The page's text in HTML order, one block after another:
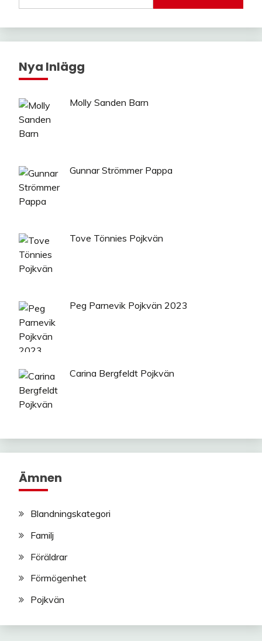
Nya Inlägg
Molly Sanden Barn
Gunnar Strömmer Pappa
Tove Tönnies Pojkvän
Peg Parnevik Pojkvän 2023
Carina Bergfeldt Pojkvän
Ämnen
Blandningskategori
Familj
Föräldrar
Förmögenhet
Pojkvän